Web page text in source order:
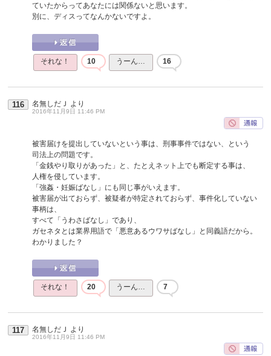
ていたからってあなたには関係ないと思います。
別に、ディスってなんかないですよ。
それな！ 10 うーん… 16
116 名無しだＪ より
2016年11月9日 11:46 PM
被害届けを提出していないという事は、刑事事件ではない、という
司法上の問題です。
「金銭やり取りがあった」と、たとえネット上でも断定する事は、
人権を侵しています。
「強姦・妊娠ばなし」にも同じ事がいえます。
被害届が出ておらず、被疑者が特定されておらず、事件化していない
事柄は、
すべて「うわさばなし」であり、
ガセネタとは業界用語で「悪意あるウワサばなし」と同義語だから。
わかりました？
それな！ 20 うーん… 7
117 名無しだＪ より
2016年11月9日 11:46 PM